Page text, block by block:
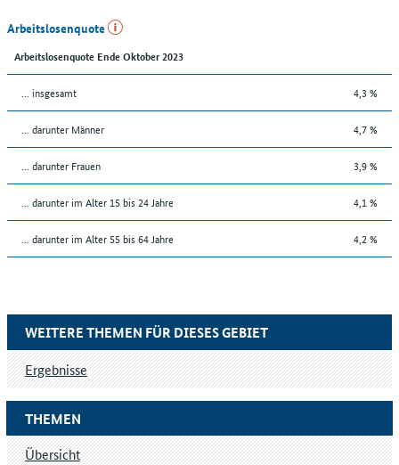
Arbeitslosenquote
Arbeitslosenquote Ende Oktober 2023
... insgesamt 4,3 %
... darunter Männer 4,7 %
... darunter Frauen 3,9 %
... darunter im Alter 15 bis 24 Jahre 4,1 %
... darunter im Alter 55 bis 64 Jahre 4,2 %
THEMEN
Übersicht
WEITERE THEMEN FÜR DIESES GEBIET
Ergebnisse